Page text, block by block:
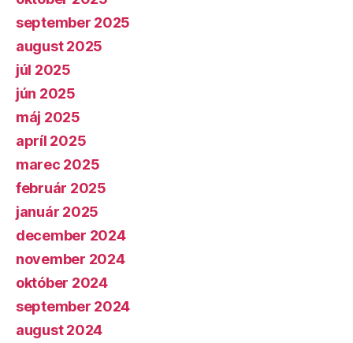
september 2025
august 2025
júl 2025
jún 2025
máj 2025
apríl 2025
marec 2025
február 2025
január 2025
december 2024
november 2024
október 2024
september 2024
august 2024